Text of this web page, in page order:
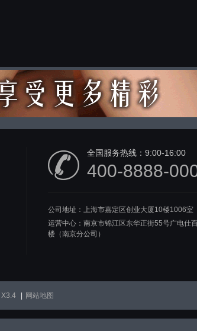
全国服务热线： 9:00-16:00
400-8888-
公司地址：上海市嘉定区创业大厦10楼1006室
运营中心：南京市锦江区东华正街55号广电仕
楼（南京分公司）
X3.4 网站地图